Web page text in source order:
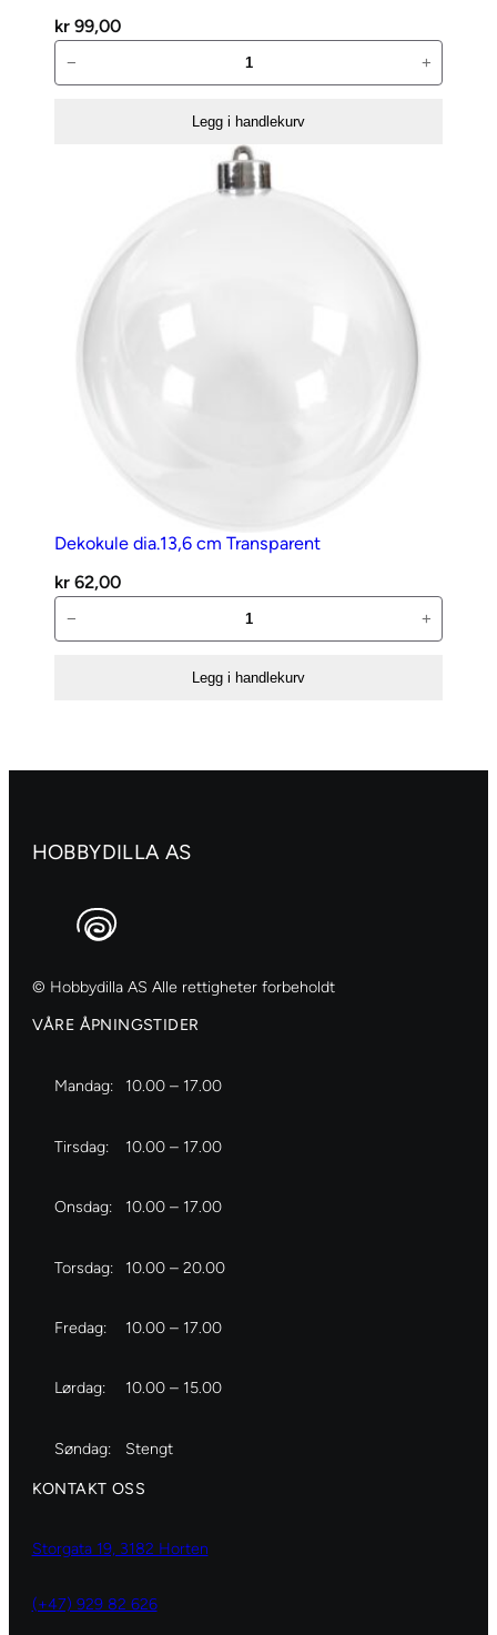
kr 99,00
Hvit
− +
Legg i handlekurv
Dekokule dia.13,6 cm Transparent
kr 62,00
dia.13,6
− +
Legg i handlekurv
HOBBYDILLA AS
© Hobbydilla AS Alle rettigheter forbeholdt
VÅRE ÅPNINGSTIDER
Mandag: 10.00 – 17.00
Tirsdag: 10.00 – 17.00
Onsdag: 10.00 – 17.00
Torsdag: 10.00 – 20.00
Fredag: 10.00 – 17.00
Lørdag: 10.00 – 15.00
Søndag: Stengt
KONTAKT OSS
Storgata 19, 3182 Horten
(+47) 929 82 626